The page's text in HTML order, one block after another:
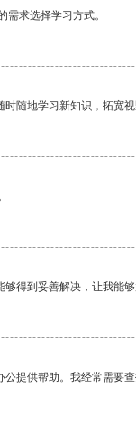
求选择学习方式。
随地学习新知识，拓宽
得到妥善解决，让我能
提供帮助。我经常需要